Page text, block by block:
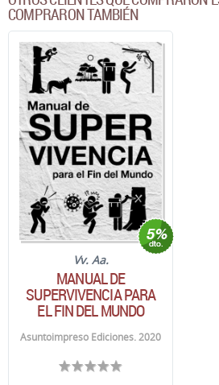
COMPRARON TAMBIÉN
Vv. Aa.
MANUAL DE
SUPERVIVENCIA PARA
EL FIN DEL MUNDO
Asuntoimpreso Ediciones. 2020